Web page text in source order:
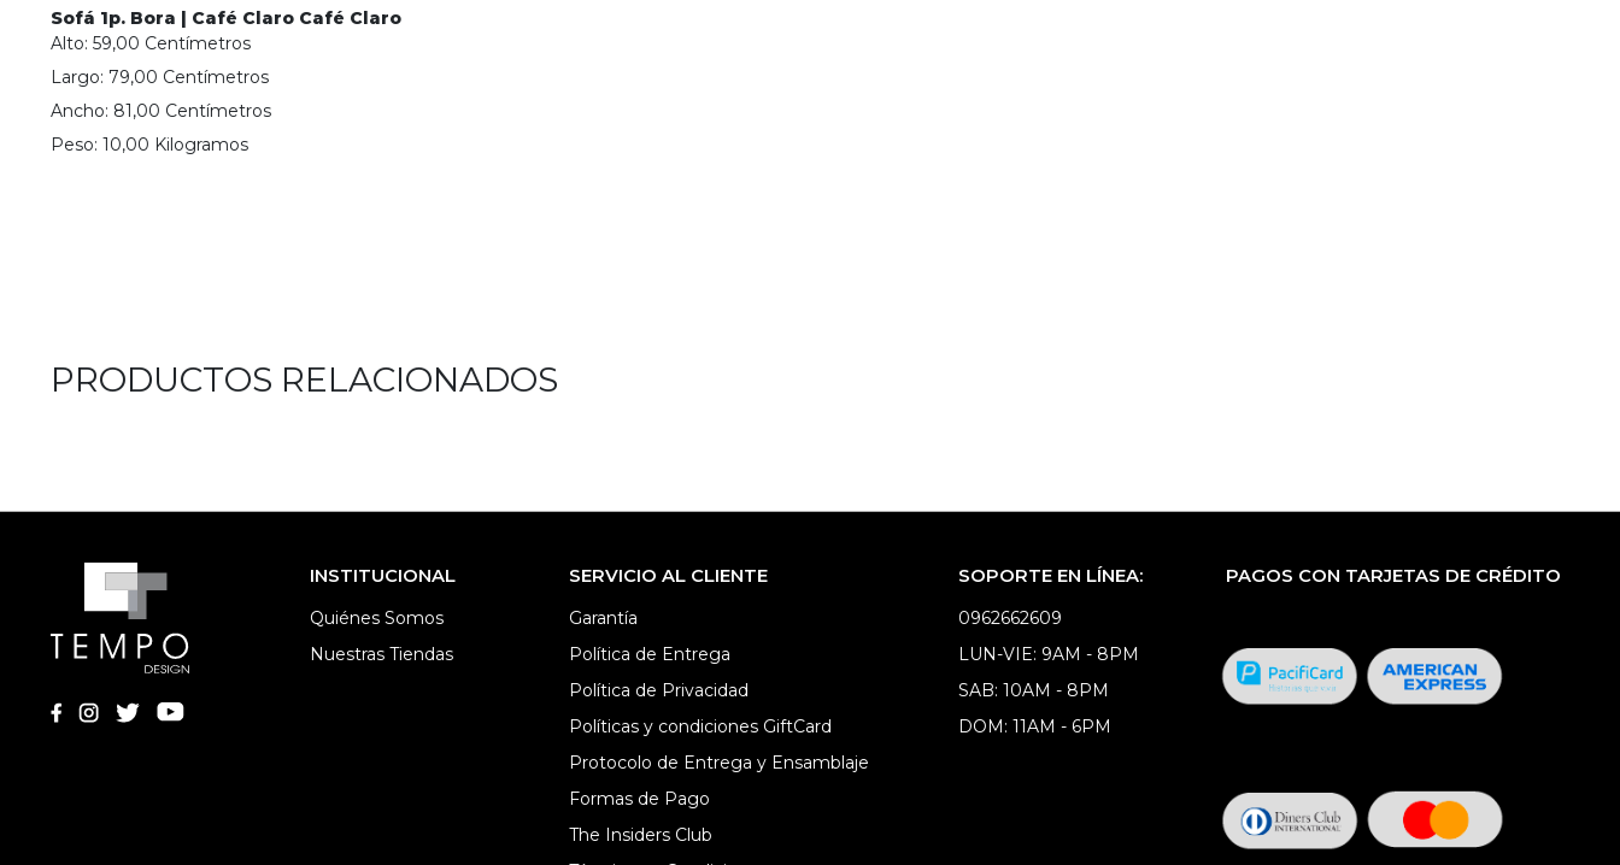
Sofá 1p. Bora | Café Claro Café Claro
Alto: 59,00 Centímetros
Largo: 79,00 Centímetros
Ancho: 81,00 Centímetros
Peso: 10,00 Kilogramos
PRODUCTOS RELACIONADOS
INSTITUCIONAL
Quiénes Somos
Nuestras Tiendas
SERVICIO AL CLIENTE
Garantía
Política de Entrega
Política de Privacidad
Políticas y condiciones GiftCard
Protocolo de Entrega y Ensamblaje
Formas de Pago
The Insiders Club
SOPORTE EN LÍNEA:
0962662609
LUN-VIE: 9AM - 8PM
SAB: 10AM - 8PM
DOM: 11AM - 6PM
PAGOS CON TARJETAS DE CRÉDITO